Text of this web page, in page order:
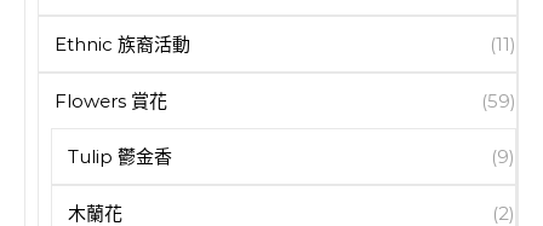
Ethnic 族裔活動 (11)
Flowers 賞花 (59)
Tulip 鬱金香 (9)
木蘭花 (2)